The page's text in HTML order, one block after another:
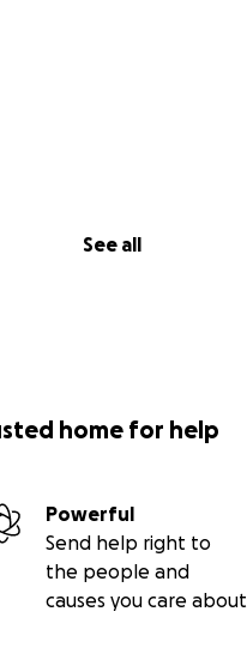
See all
home for help
Powerful
Send help right to
the people and
causes you care about